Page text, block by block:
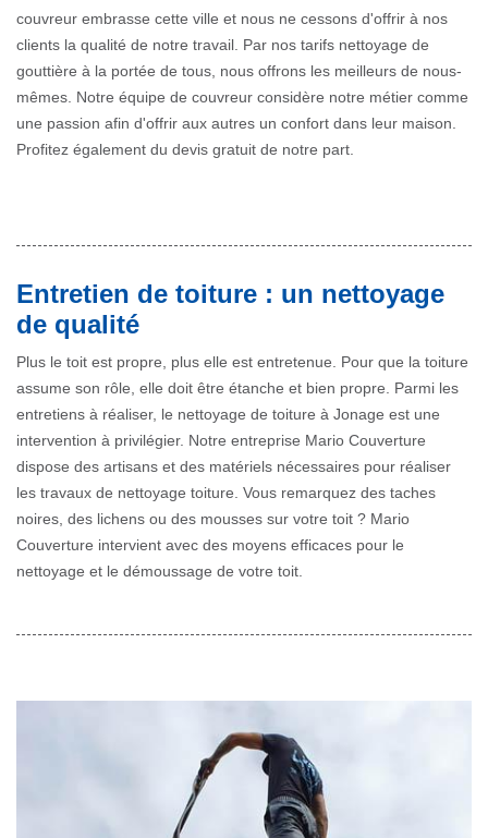
couvreur embrasse cette ville et nous ne cessons d'offrir à nos
clients la qualité de notre travail. Par nos tarifs nettoyage de
gouttière à la portée de tous, nous offrons les meilleurs de nous-
mêmes. Notre équipe de couvreur considère notre métier comme
une passion afin d'offrir aux autres un confort dans leur maison.
Profitez également du devis gratuit de notre part.
Entretien de toiture : un nettoyage
de qualité
Plus le toit est propre, plus elle est entretenue. Pour que la toiture
assume son rôle, elle doit être étanche et bien propre. Parmi les
entretiens à réaliser, le nettoyage de toiture à Jonage est une
intervention à privilégier. Notre entreprise Mario Couverture
dispose des artisans et des matériels nécessaires pour réaliser
les travaux de nettoyage toiture. Vous remarquez des taches
noires, des lichens ou des mousses sur votre toit ? Mario
Couverture intervient avec des moyens efficaces pour le
nettoyage et le démoussage de votre toit.